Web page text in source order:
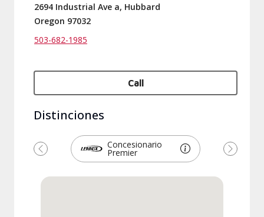
2694 Industrial Ave a, Hubbard
Oregon 97032
503-682-1985
Call
Distinciones
Concesionario
Premier
Previous Next